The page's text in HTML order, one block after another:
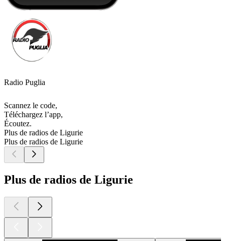
Radio Puglia
Scannez le code,
Téléchargez l’app,
Écoutez.
Plus de radios de Ligurie
Plus de radios de Ligurie
Plus de radios de Ligurie